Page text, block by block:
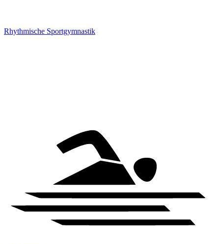
Rhythmische Sportgymnastik